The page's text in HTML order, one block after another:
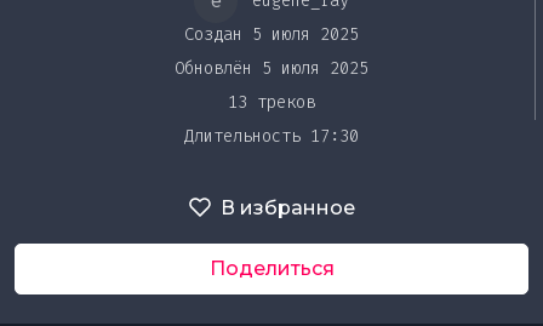
Создан 5 июля 2025
Обновлён 5 июля 2025
13 треков
Длительность 17:30
В избранное
Поделиться